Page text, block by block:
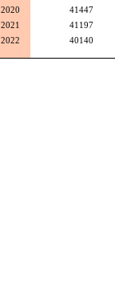
2020
41447
2021
41197
2022
40140